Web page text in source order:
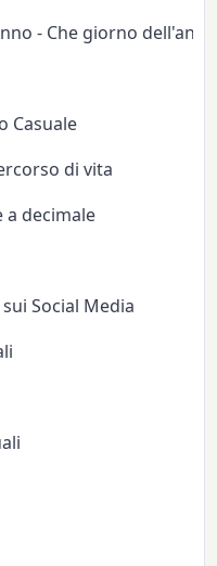
- Che giorno
Casuale
di vita
a decimale
Social Media